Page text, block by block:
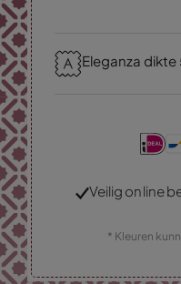
Eleganza dikte
Veilig online
* Kleuren